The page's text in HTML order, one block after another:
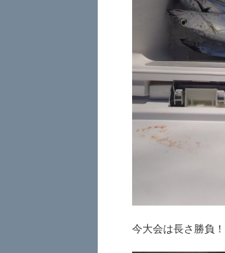
今大会は長さ勝負！